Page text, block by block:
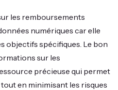
les remboursements
numériques car elle
objectifs spécifiques. Le bon
sur les
précieuse qui permet
en minimisant les risques